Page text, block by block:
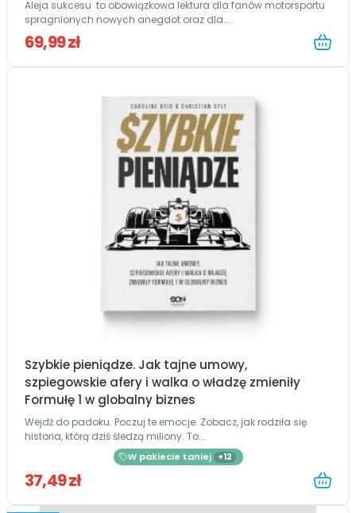
Aleja sukcesu to obowiązkowa lektura dla fanów motorsportu
spragnionych nowych anegdot oraz dla...
69,99 zł
Szybkie pieniądze. Jak tajne umowy,
szpiegowskie afery i walka o władzę zmieniły
Formułę 1 w globalny biznes
Wejdź do padoku. Poczuj te emocje. Zobacz, jak rodziła się
historia, którą dziś śledzą miliony. To...
W pakiecie taniej +12
37,49 zł